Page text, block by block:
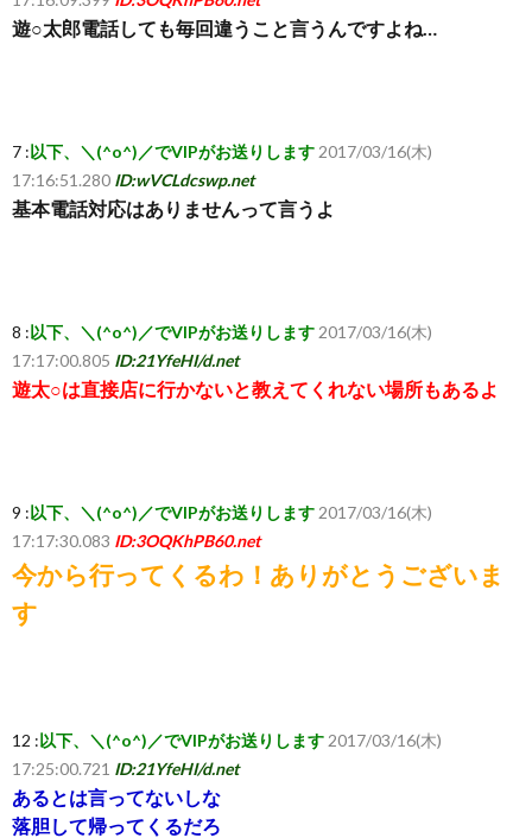
遊○太郎電話しても毎回違うこと言うんですよね…
7 :以下、＼(^o^)／でVIPがお送りします 2017/03/16(木)
17:16:51.280 ID:wVCLdcswp.net
基本電話対応はありませんって言うよ
8 :以下、＼(^o^)／でVIPがお送りします 2017/03/16(木)
17:17:00.805 ID:21YfeHI/d.net
遊太○は直接店に行かないと教えてくれない場所もあるよ
9 :以下、＼(^o^)／でVIPがお送りします 2017/03/16(木)
17:17:30.083 ID:3OQKhPB60.net
今から行ってくるわ！ありがとうございま
す
12 :以下、＼(^o^)／でVIPがお送りします 2017/03/16(木)
17:25:00.721 ID:21YfeHI/d.net
あるとは言ってないしな
落胆して帰ってくるだろ